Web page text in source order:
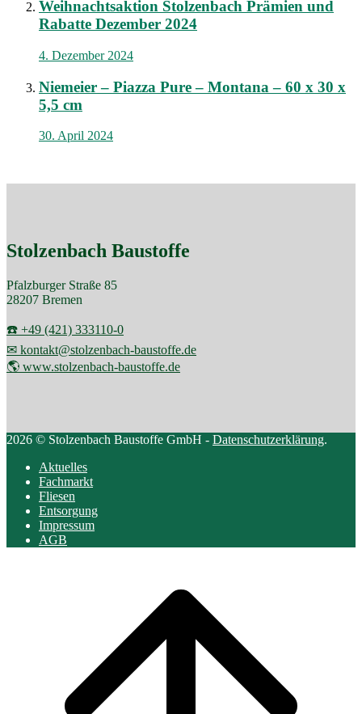
Weihnachtsaktion Stolzenbach Prämien und
Rabatte Dezember 2024
4. Dezember 2024
Niemeier – Piazza Pure – Montana – 60 x 30 x
5,5 cm
30. April 2024
Stolzenbach Baustoffe
Pfalzburger Straße 85
28207 Bremen
☎️ +49 (421) 333110-0
✉ kontakt@stolzenbach-baustoffe.de
🌎 www.stolzenbach-baustoffe.de
2026 © Stolzenbach Baustoffe GmbH - Datenschutzerklärung.
Aktuelles
Fachmarkt
Fliesen
Entsorgung
Impressum
AGB